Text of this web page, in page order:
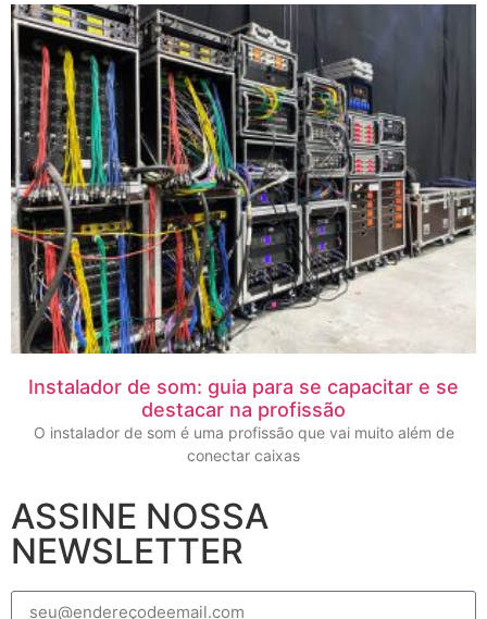
Instalador de som: guia para se capacitar e se
destacar na profissão
O instalador de som é uma profissão que vai muito além de
conectar caixas
ASSINE NOSSA
NEWSLETTER